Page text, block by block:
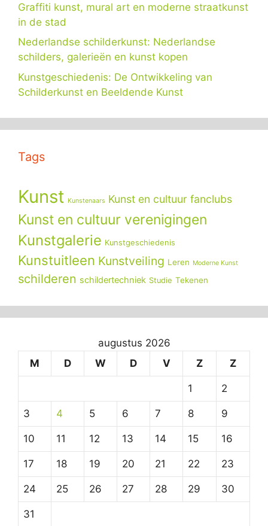
Graffiti kunst, mural art en moderne straatkunst
in de stad
Nederlandse schilderkunst: Nederlandse
schilders, galerieën en kunst kopen
Kunstgeschiedenis: De Ontwikkeling van
Schilderkunst en Beeldende Kunst
Tags
Kunst Kunstenaars Kunst en cultuur fanclubs
Kunst en cultuur verenigingen
Kunstgalerie Kunstgeschiedenis
Kunstuitleen Kunstveiling Leren Moderne Kunst
schilderen schildertechniek Studie Tekenen
augustus 2026
M
D W D V Z Z
1 2
3 4 5 6 7 8 9
10 11 12 13 14 15 16
17 18 19 20 21 22 23
24 25 26 27 28 29 30
31